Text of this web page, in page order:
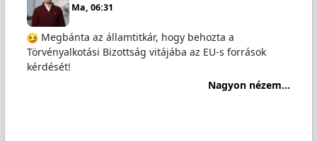
Ma, 06:31
Megbánta az államtitkár, hogy behozta a
Törvényalkotási Bizottság vitájába az EU-s források
kérdését!
Nagyon nézem...